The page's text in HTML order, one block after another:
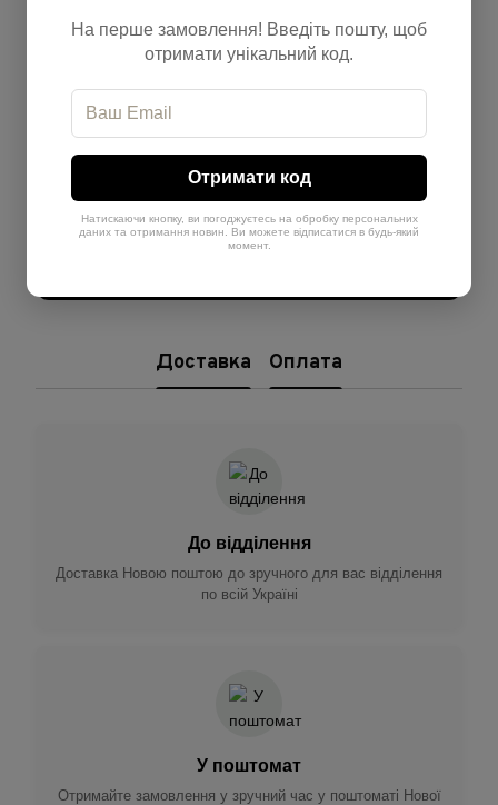
Відгуки
Додайте перший відгук
Доставка Оплата
До відділення
Доставка Новою поштою до зручного для вас відділення
по всій Україні
У поштомат
Отримайте замовлення у зручний час у поштоматі Нової
На перше замовлення! Введіть пошту, щоб
отримати унікальний код.
Отримати код
Натискаючи кнопку, ви погоджуєтесь на обробку персональних
даних та отримання новин. Ви можете відписатися в будь-який
момент.